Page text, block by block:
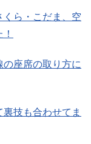
ら・こだま、空
座席の取り方に
技も合わせてま